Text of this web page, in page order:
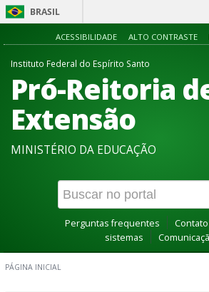
BRASIL
ACESSIBILIDADE ALTO CONTRASTE
Instituto Federal do Espírito Santo
Pró-Reitoria
Extensão
MINISTÉRIO DA EDUCAÇÃO
Perguntas frequentes Contato
sistemas
PÁGINA INICIAL